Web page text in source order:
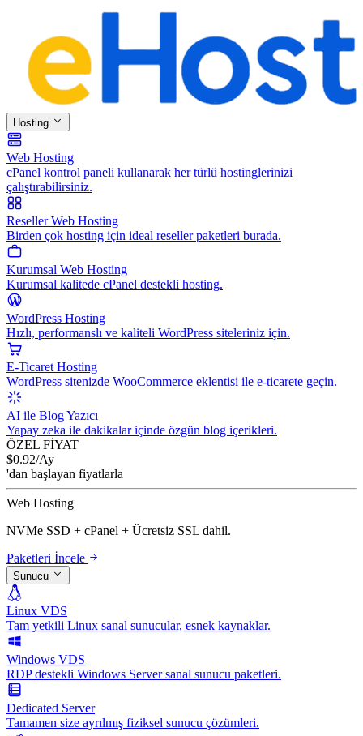
Hosting
Web Hosting
cPanel kontrol paneli kullanarak her türlü hostinglerinizi
çalıştırabilirsiniz.
Reseller Web Hosting
Birden çok hosting için ideal reseller paketleri burada.
Kurumsal Web Hosting
Kurumsal kalitede cPanel destekli hosting.
WordPress Hosting
Hızlı, performanslı ve kaliteli WordPress siteleriniz için.
E-Ticaret Hosting
WordPress sitenizde WooCommerce eklentisi ile e-ticarete geçin.
AI ile Blog Yazıcı
Yapay zeka ile dakikalar içinde özgün blog içerikleri.
ÖZEL FİYAT
$0.92/Ay
'dan başlayan fiyatlarla
Web Hosting
NVMe SSD + cPanel + Ücretsiz SSL dahil.
Paketleri İncele
Sunucu
Linux VDS
Tam yetkili Linux sanal sunucular, esnek kaynaklar.
Windows VDS
RDP destekli Windows Server sanal sunucu paketleri.
Dedicated Server
Tamamen size ayrılmış fiziksel sunucu çözümleri.